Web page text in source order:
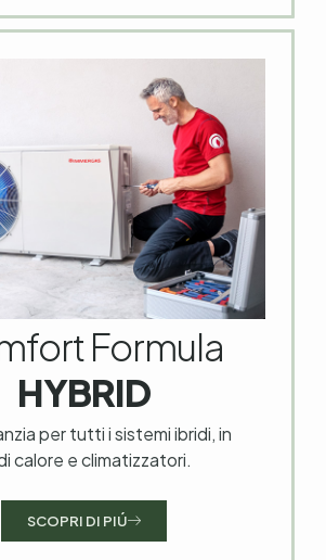
Formula
HYBRID
per tutti i sistemi ibridi, in
calore e climatizzatori.
SCOPRI DI PIÚ